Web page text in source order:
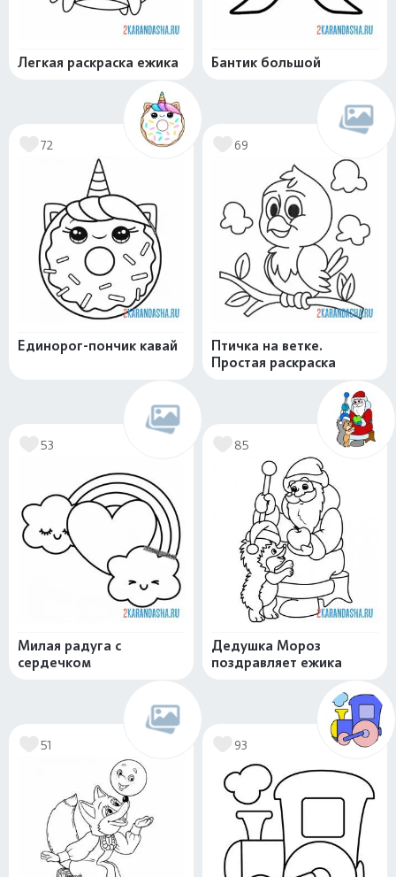
Легкая раскраска ежика Бантик большой
72
Единорог-пончик кавай
69
Птичка на ветке.
Простая раскраска
53
Милая радуга с
сердечком
85
Дедушка Мороз
поздравляет ежика
51 93